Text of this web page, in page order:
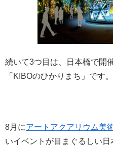
続いて3つ目は、日本橋で開
「KIBOのひかりまち」です。
8月にアートアクアリウム美
いイベントが目まぐるしい